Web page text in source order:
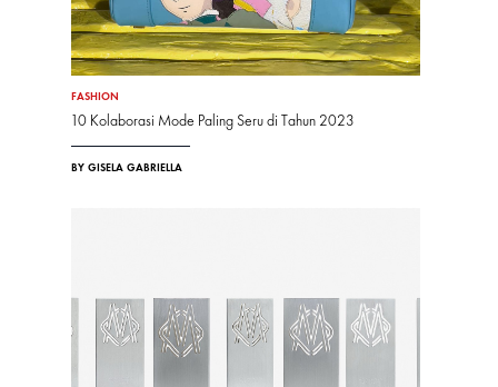
FASHION
10 Kolaborasi Mode Paling Seru di Tahun 2023
BY GISELA GABRIELLA